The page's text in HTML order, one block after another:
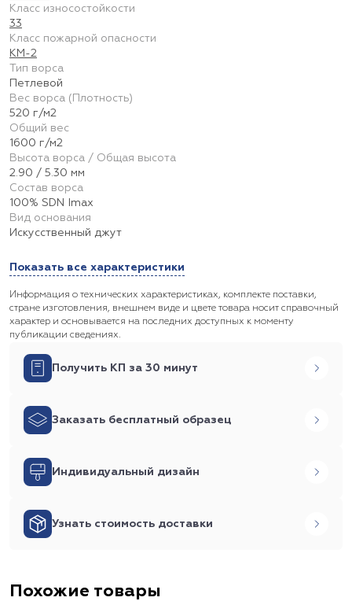
Класс износостойкости
33
Класс пожарной опасности
КМ-2
Тип ворса
Петлевой
Вес ворса (Плотность)
520 г/м2
Общий вес
1600 г/м2
Высота ворса / Общая высота
2.90 / 5.30 мм
Состав ворса
100% SDN Imax
Вид основания
Искусственный джут
Показать все характеристики
Информация о технических характеристиках, комплекте поставки,
стране изготовления, внешнем виде и цвете товара носит справочный
характер и основывается на последних доступных к моменту
публикации сведениях.
Получить КП за 30 минут
Заказать бесплатный образец
Индивидуальный дизайн
Узнать стоимость доставки
Похожие товары